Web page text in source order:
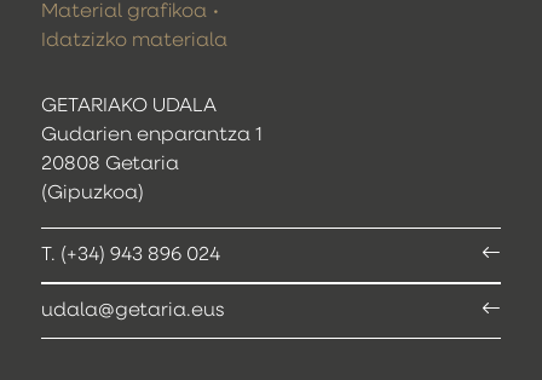
GETARIAKO UDALA
Gudarien enparantza 1
20808 Getaria
(Gipuzkoa)
T. (+34) 943 896 024
udala@getaria.eus
Material grafikoa
Idatzizko materiala